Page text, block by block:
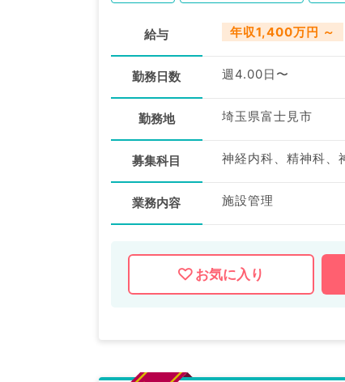
給与 年収1,400万円 ～
勤務日数 週4.00日〜
勤務地 埼玉県富士見市
募集科目
業務内容 施設管理
お気に入り